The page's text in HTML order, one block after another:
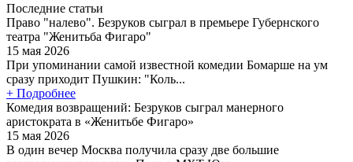
Последние статьи
Право "налево". Безруков сыграл в премьере Губернского
театра "Женитьба Фигаро"
15 мая 2026
При упоминании самой известной комедии Бомарше на ум
сразу приходит Пушкин: "Коль...
+ Подробнее
Комедия возвращений: Безруков сыграл манерного
аристократа в «Женитьбе Фигаро»
15 мая 2026
В один вечер Москва получила сразу две большие